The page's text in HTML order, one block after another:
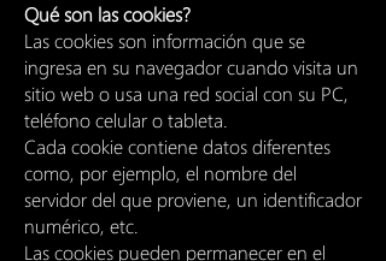
Qué son las cookies?
Las cookies son información que se
ingresa en su navegador cuando visita un
sitio web o usa una red social con su PC,
teléfono celular o tableta.
Cada cookie contiene datos diferentes
como, por ejemplo, el nombre del
servidor del que proviene, un identificador
numérico, etc.
Las cookies pueden permanecer en el